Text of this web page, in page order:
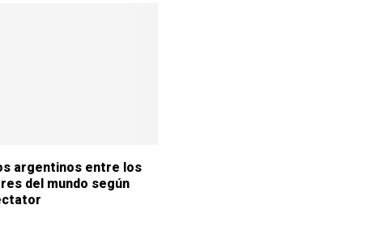
argentinos entre los
del mundo según